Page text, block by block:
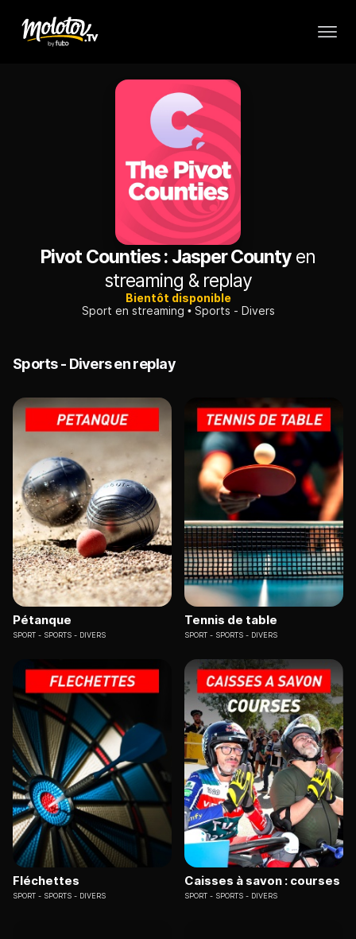
Pivot Counties : Jasper Countyen
streaming & replay
Bientôt disponible
Sport en streaming
Sports - Divers
Sports - Divers en replay
Pétanque
SPORT SPORTS - DIVERS
Tennis de table
SPORT SPORTS - DIVERS
Fléchettes
SPORT SPORTS - DIVERS
Caisses à savon : courses
SPORT SPORTS - DIVERS